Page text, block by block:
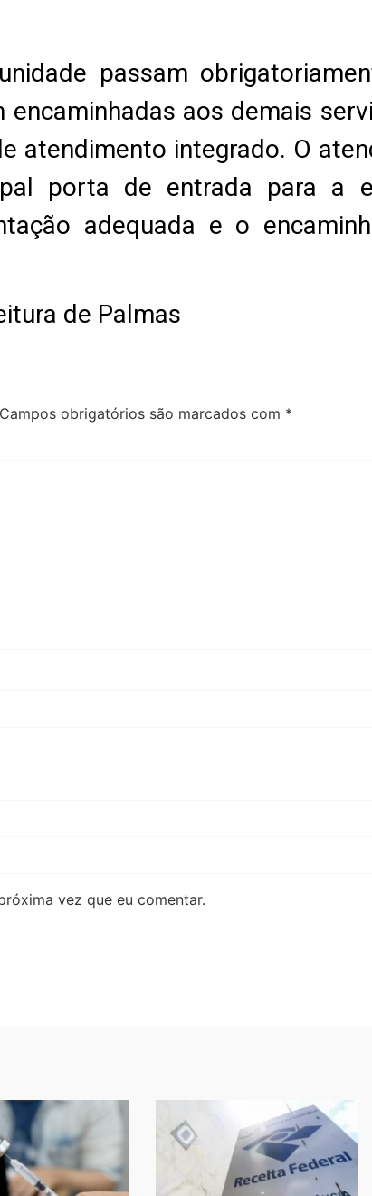
passam
aos demais
atendimento integrado. O
porta de entrada para a
adequada e o
de Palmas
Campos obrigatórios são marcados com *
vez que eu comentar.